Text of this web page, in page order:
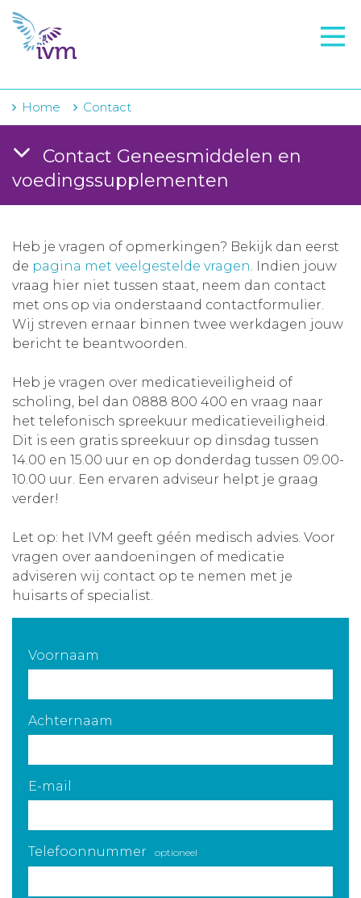
VMI
FTO voorbereiding
IVM-academie
Voorschrijfgedrag
Projecten
Over IVM
Actueel
Contact
Winkelwagentje
Aanmelden nieuwsbrief
Inloggen
Toegang leeromgeving
Home Contact
Contact Geneesmiddelen en
voedingssupplementen
Heb je vragen of opmerkingen? Bekijk dan eerst
de pagina met veelgestelde vragen. Indien jouw
vraag hier niet tussen staat, neem dan contact
met ons op via onderstaand contactformulier.
Wij streven ernaar binnen twee werkdagen jouw
bericht te beantwoorden.
Heb je vragen over medicatieveiligheid of
scholing, bel dan 0888 800 400 en vraag naar
het telefonisch spreekuur medicatieveiligheid.
Dit is een gratis spreekuur op dinsdag tussen
14.00 en 15.00 uur en op donderdag tussen 09.00-
10.00 uur. Een ervaren adviseur helpt je graag
verder!
Let op: het IVM geeft géén medisch advies. Voor
vragen over aandoeningen of medicatie
adviseren wij contact op te nemen met je
huisarts of specialist.
Voornaam
Achternaam
E-mail
Telefoonnummer optioneel